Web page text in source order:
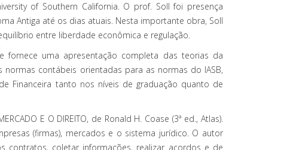
of Southern California. O prof. Soll foi presença
Antiga até os dias atuais. Nesta importante obra, Soll
entre liberdade econômica e regulação.
fornece uma apresentação completa das teorias da
normas contábeis orientadas para as normas do IASB,
Financeira tanto nos níveis de graduação quanto de
E O DIREITO, de Ronald H. Coase (3ª ed., Atlas).
(firmas), mercados e o sistema jurídico. O autor
coletar informações, realizar acordos e de